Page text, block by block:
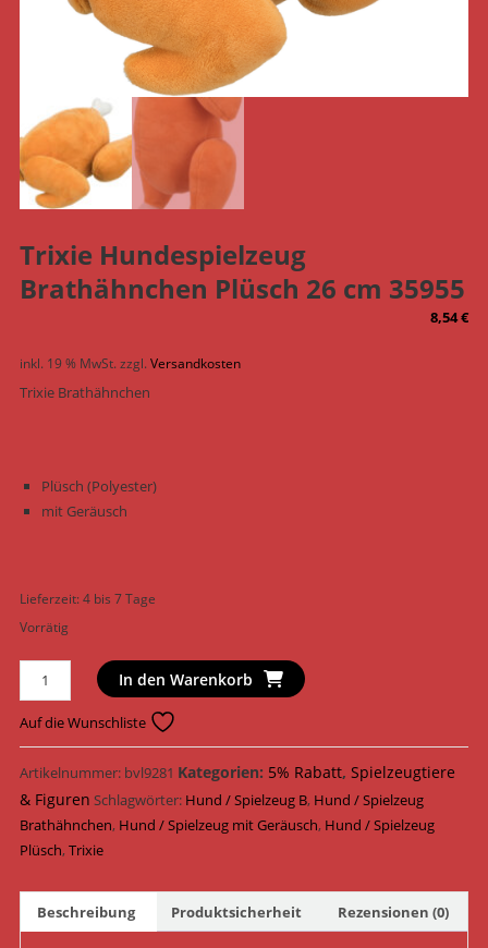
Trixie Hundespielzeug
Brathähnchen Plüsch 26 cm 35955
8,54€
inkl. 19 % MwSt. zzgl. Versandkosten
Trixie Brathähnchen
Plüsch (Polyester)
mit Geräusch
Lieferzeit:4 bis 7 Tage
Vorrätig
Trixie
Hundespielzeug
Brathähnchen
Plüsch
26
cm
35955
Menge
In den Warenkorb
Auf die Wunschliste
Artikelnummer: bvl9281 Kategorien: 5% Rabatt, Spielzeugtiere
& Figuren Schlagwörter: Hund / Spielzeug B, Hund / Spielzeug
Brathähnchen, Hund / Spielzeug mit Geräusch, Hund / Spielzeug
Plüsch,Trixie
Beschreibung Produktsicherheit Rezensionen (0)